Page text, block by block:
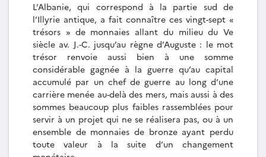
L’Albanie, qui correspond à la partie sud de
l’Illyrie antique, a fait connaître ces vingt-sept «
trésors » de monnaies allant du milieu du Ve
siècle av. J.-C. jusqu’au règne d’Auguste : le mot
trésor renvoie aussi bien à une somme
considérable gagnée à la guerre qu’au capital
accumulé par un chef de guerre au long d’une
carrière menée au-delà des mers, mais aussi à des
sommes beaucoup plus faibles rassemblées pour
servir à un projet qui ne se réalisera pas, ou à un
ensemble de monnaies de bronze ayant perdu
toute valeur à la suite d’un changement